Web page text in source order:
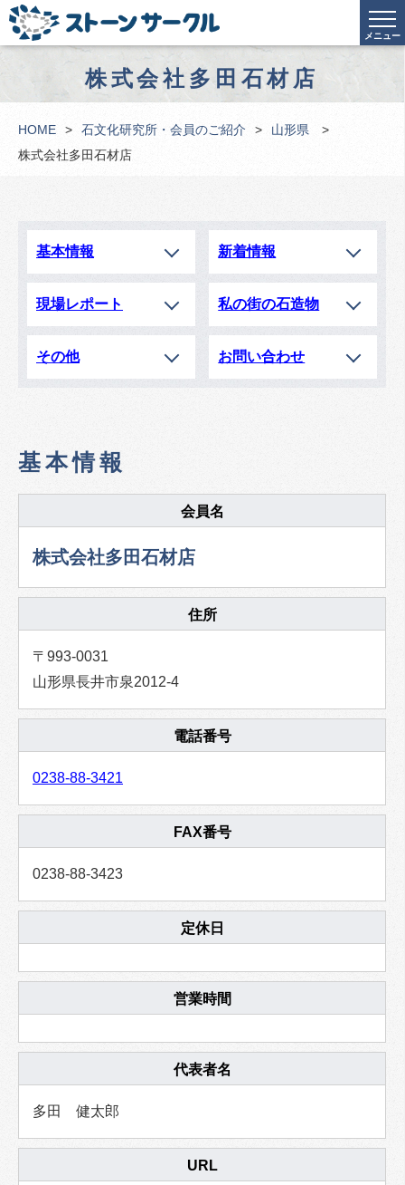
メニュー
株式会社多田石材店
HOME 石文化研究所・会員のご紹介
山形県
株式会社多田石材店
基本情報 新着情報
現場レポート 私の街の石造物
その他 お問い合わせ
基本情報
会員名
株式会社多田石材店
住所
〒993-0031
山形県長井市泉2012-4
電話番号
0238-88-3421
FAX番号
0238-88-3423
定休日
営業時間
代表者名
多田 健太郎
URL